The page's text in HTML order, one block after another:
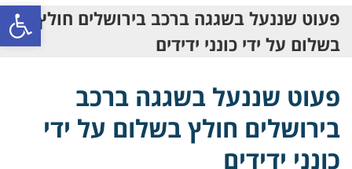
פתח פעוט שננעל בשגגה ברכב בירושלים חולץ
בשלום על ידי כונני ידידים
פעוט שננעל בשגגה ברכב
בירושלים חולץ בשלום על ידי
כונני ידידים